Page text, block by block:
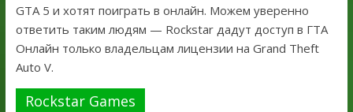
GTA 5 и хотят поиграть в онлайн. Можем уверенно
ответить таким людям — Rockstar дадут доступ в ГТА
Онлайн только владельцам лицензии на Grand Theft
Auto V.
Rockstar Games